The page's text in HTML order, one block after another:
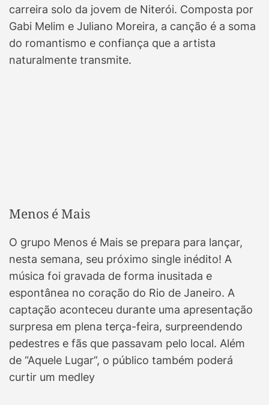
carreira solo da jovem de Niterói. Composta por
Gabi Melim e Juliano Moreira, a canção é a soma
do romantismo e confiança que a artista
naturalmente transmite.
Menos é Mais
O grupo Menos é Mais se prepara para lançar,
nesta semana, seu próximo single inédito! A
música foi gravada de forma inusitada e
espontânea no coração do Rio de Janeiro. A
captação aconteceu durante uma apresentação
surpresa em plena terça-feira, surpreendendo
pedestres e fãs que passavam pelo local. Além
de “Aquele Lugar”, o público também poderá
curtir um medley